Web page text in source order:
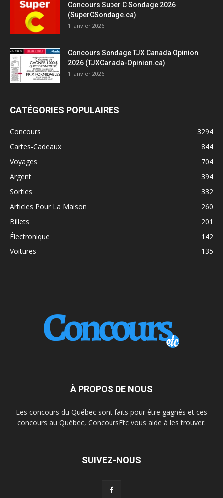
Concours Super C Sondage 2026
(SuperCSondage.ca)
1 janvier 2026
Concours Sondage TJX Canada Opinion
2026 (TJXCanada-Opinion.ca)
1 janvier 2026
CATÉGORIES POPULAIRES
Concours
3294
Cartes-Cadeaux
844
Voyages
704
Argent
394
Sorties
332
Articles Pour La Maison
260
Billets
201
Électronique
142
Voitures
135
À PROPOS DE NOUS
Les concours du Québec sont faits pour être gagnés et ces
concours au Québec, ConcoursEtc vous aide à les trouver.
SUIVEZ-NOUS